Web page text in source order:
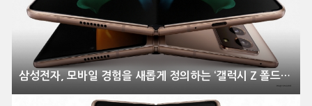
삼성전자, 모바일 경험을 새롭게 정의하는 ‘갤럭시 Z 폴드2’ 전격 공개